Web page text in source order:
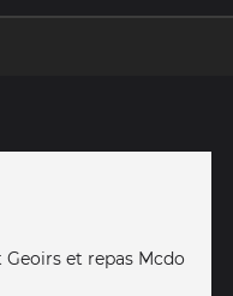
Geoirs et repas Mcdo